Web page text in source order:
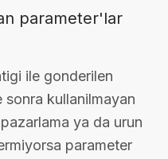
parameter'lar
ile gonderilen
sonra kullanilmayan
ya da urun
parameter